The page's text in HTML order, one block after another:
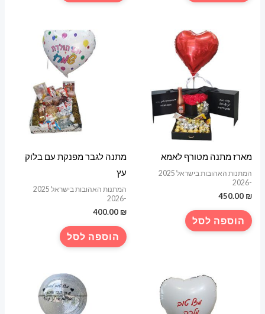
מארז מתנה מטורף לאמא
המתנות האהובות בישראל 2025
-2026
450.00 ₪
הוספה לסל
מתנה לגבר מפנקת עם בלוק
עץ
המתנות האהובות בישראל 2025
-2026
400.00 ₪
הוספה לסל